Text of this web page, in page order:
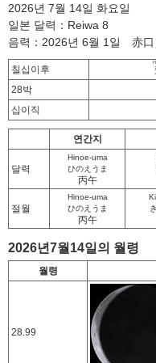
2026년 7월 14일 화요일
일본 달력：Reiwa 8
음력：2026년 6월 1일 赤口
칠십이후
28박
십이직
연간지
달력
Hinoe-uma
ひのえうま
丙午
절월
Hinoe-uma
ひのえうま
丙午
2026년7월14일의 월령
월령
28.99